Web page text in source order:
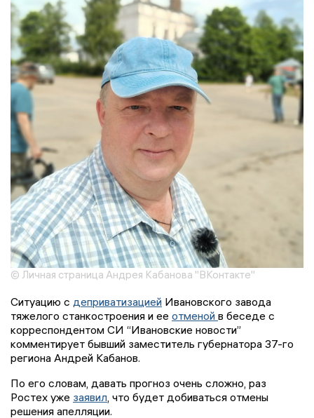
© Личная страница Андрея Кабанова "ВКонтакте"
Ситуацию с деприватизацией Ивановского завода
тяжелого станкостроения и ее отменой в беседе с
корреспондентом СИ “Ивановские новости”
комментирует бывший заместитель губернатора 37-го
региона Андрей Кабанов.
По его словам, давать прогноз очень сложно, раз
Ростех уже заявил , что будет добиваться отмены
решения апелляции.